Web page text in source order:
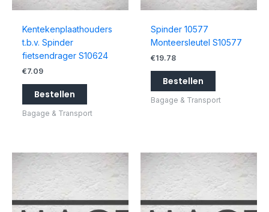
Kentekenplaathouders
t.b.v. Spinder
fietsendrager S10624
€7.09
Bestellen
Bagage & Transport
Spinder 10577
Monteersleutel S10577
€19.78
Bestellen
Bagage & Transport